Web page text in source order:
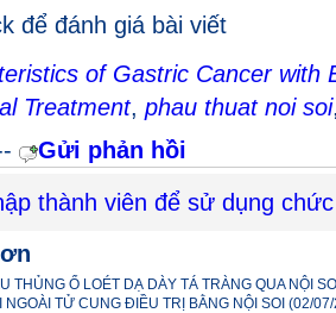
để đánh giá bài viết
of Gastric Cancer with
Treatment, phau thuat noi soi
Gửi phản hồi
thành viên để sử dụng
THỦNG Ổ LOÉT DẠ DÀY TÁ TRÀNG QUA NỘI
TỬ CUNG ĐIỀU TRỊ BẰNG NỘI SOI (02/